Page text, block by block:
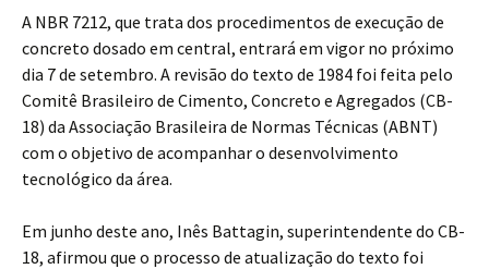
A NBR 7212, que trata dos procedimentos de execução de
concreto dosado em central, entrará em vigor no próximo
dia 7 de setembro. A revisão do texto de 1984 foi feita pelo
Comitê Brasileiro de Cimento, Concreto e Agregados (CB-
18) da Associação Brasileira de Normas Técnicas (ABNT)
com o objetivo de acompanhar o desenvolvimento
tecnológico da área.
Em junho deste ano, Inês Battagin, superintendente do CB-
18, afirmou que o processo de atualização do texto foi